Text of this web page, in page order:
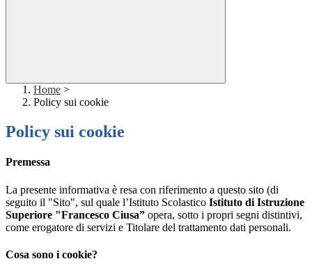
Home >
Policy sui cookie
Policy sui cookie
Premessa
La presente informativa è resa con riferimento a questo sito (di
seguito il "Sito", sul quale l’Istituto Scolastico Istituto di Istruzione
Superiore "Francesco Ciusa” opera, sotto i propri segni distintivi,
come erogatore di servizi e Titolare del trattamento dati personali.
Cosa sono i cookie?